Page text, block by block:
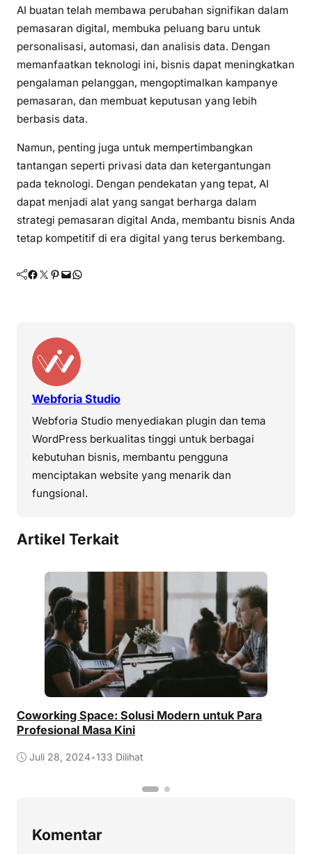
AI buatan telah membawa perubahan signifikan dalam
pemasaran digital, membuka peluang baru untuk
personalisasi, automasi, dan analisis data. Dengan
memanfaatkan teknologi ini, bisnis dapat meningkatkan
pengalaman pelanggan, mengoptimalkan kampanye
pemasaran, dan membuat keputusan yang lebih
berbasis data.
Namun, penting juga untuk mempertimbangkan
tantangan seperti privasi data dan ketergantungan
pada teknologi. Dengan pendekatan yang tepat, AI
dapat menjadi alat yang sangat berharga dalam
strategi pemasaran digital Anda, membantu bisnis Anda
tetap kompetitif di era digital yang terus berkembang.
Facebook Twitter Pinterest Mail WhatsApp
Webforia Studio
Webforia Studio menyediakan plugin dan tema
WordPress berkualitas tinggi untuk berbagai
kebutuhan bisnis, membantu pengguna
menciptakan website yang menarik dan
fungsional.
Artikel Terkait
Coworking Space: Solusi Modern untuk Para
Profesional Masa Kini
Juli 28, 2024•133 Dilihat
Komentar